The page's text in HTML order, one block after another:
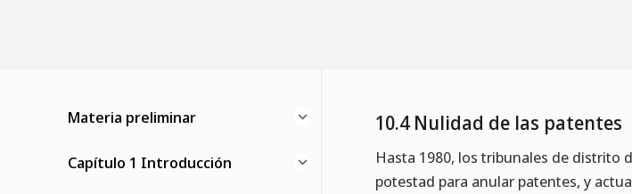
Materia preliminar
Capítulo 1 Introducción
10.4 Nulidad de las patentes
Hasta 1980, los tribunales de distrito
potestad para anular patentes, y